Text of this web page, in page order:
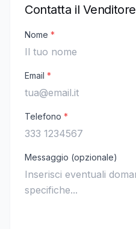
Contatta il Venditore
Nome *
Email *
Telefono *
Messaggio (opzionale)